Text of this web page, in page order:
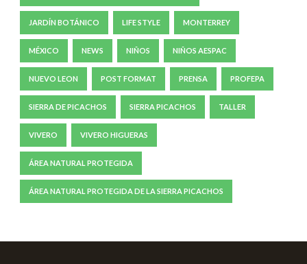
JARDÍN BOTÁNICO LIFE STYLE MONTERREY
MÉXICO NEWS NIÑOS NIÑOS AESPAC
NUEVO LEON POST FORMAT PRENSA PROFEPA
SIERRA DE PICACHOS SIERRA PICACHOS TALLER
VIVERO VIVERO HIGUERAS
ÁREA NATURAL PROTEGIDA
ÁREA NATURAL PROTEGIDA DE LA SIERRA PICACHOS